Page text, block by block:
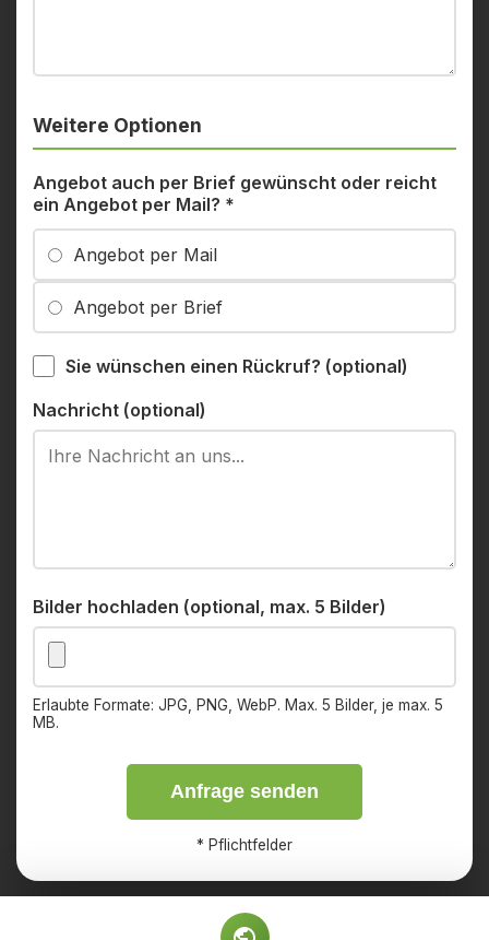
Weitere Optionen
Angebot auch per Brief gewünscht oder reicht
ein Angebot per Mail? *
Angebot per Mail
Angebot per Brief
Sie wünschen einen Rückruf? (optional)
Nachricht (optional)
Bilder hochladen (optional, max. 5 Bilder)
Erlaubte Formate: JPG, PNG, WebP. Max. 5 Bilder, je max. 5
MB.
Anfrage senden
* Pflichtfelder